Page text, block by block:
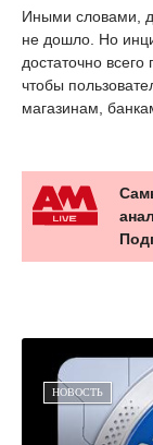
Иными словами,
не дошло. Но
достаточно
чтобы
магазинам,
НОВОСТЬ